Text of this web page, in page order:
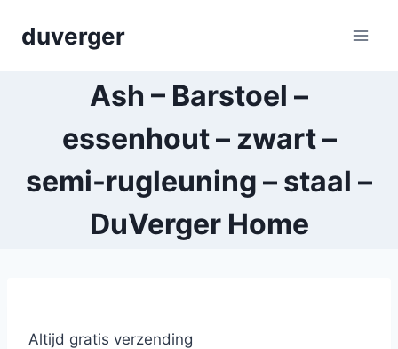
duverger
Ash – Barstoel –
essenhout – zwart –
semi-rugleuning – staal –
DuVerger Home
Altijd gratis verzending